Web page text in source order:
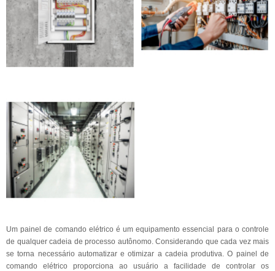
Um painel de comando elétrico é um equipamento essencial para o controle
de qualquer cadeia de processo autônomo. Considerando que cada vez mais
se torna necessário automatizar e otimizar a cadeia produtiva. O painel de
comando elétrico proporciona ao usuário a facilidade de controlar os